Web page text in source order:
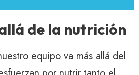
de la nutrición
equipo va más allá del